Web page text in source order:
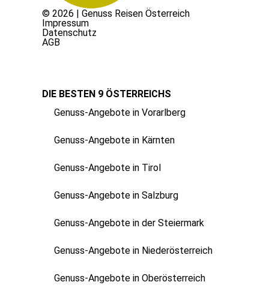
© 2026 | Genuss Reisen Österreich
Impressum
Datenschutz
AGB
DIE BESTEN 9 ÖSTERREICHS
Genuss-Angebote in Vorarlberg
Genuss-Angebote in Kärnten
Genuss-Angebote in Tirol
Genuss-Angebote in Salzburg
Genuss-Angebote in der Steiermark
Genuss-Angebote in Niederösterreich
Genuss-Angebote in Oberösterreich